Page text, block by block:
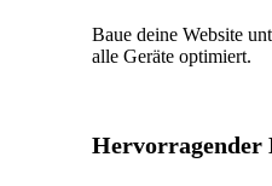
Baue deine Website
alle Geräte optimiert.
Hervorragender